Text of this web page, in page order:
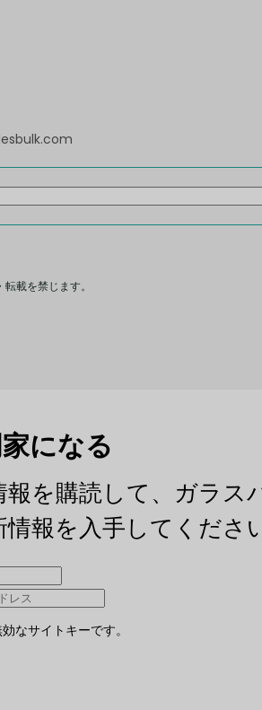
載を禁じます。
になる
報を購読して、ガラス
情報を入手してくださ
サイトキーです。